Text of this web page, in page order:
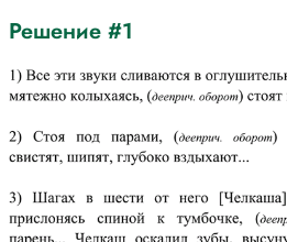
Решение #1